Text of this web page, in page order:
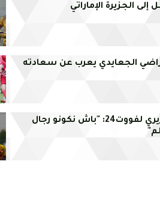
إلى الجزيرة الإماراتي
راضي الجعايدي يعرب عن سعادته
سيف الدين الجزيري لفووت24: "باش نكونو رجال